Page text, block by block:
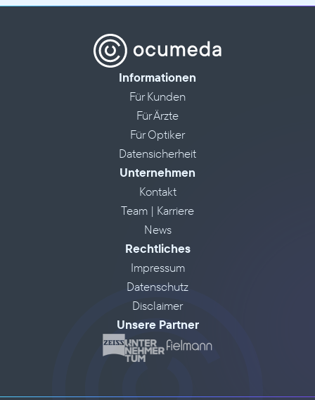
Informationen
Für Kunden
Für Ärzte
Für Optiker
Datensicherheit
Unternehmen
Kontakt
Team | Karriere
News
Rechtliches
Impressum
Datenschutz
Disclaimer
Unsere Partner